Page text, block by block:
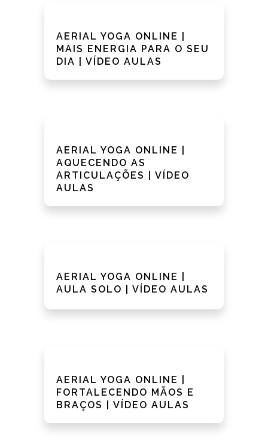
AERIAL YOGA ONLINE |
MAIS ENERGIA PARA O SEU
DIA | VÍDEO AULAS
AERIAL YOGA ONLINE |
AQUECENDO AS
ARTICULAÇÕES | VÍDEO
AULAS
AERIAL YOGA ONLINE |
AULA SOLO | VÍDEO AULAS
AERIAL YOGA ONLINE |
FORTALECENDO MÃOS E
BRAÇOS | VÍDEO AULAS